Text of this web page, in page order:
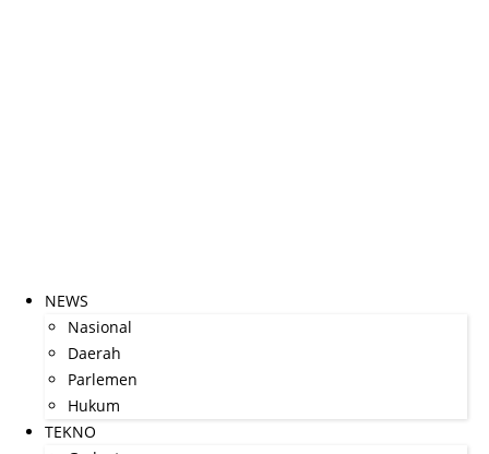
NEWS
Nasional
Daerah
Parlemen
Hukum
TEKNO